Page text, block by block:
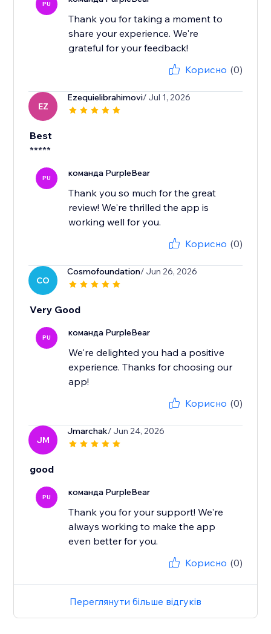
PU
Thank you for taking a moment to
share your experience. We're
grateful for your feedback!
Корисно (0)
EZ
Ezequielibrahimovi/ Jul 1, 2026
Best
*****
PU команда PurpleBear
Thank you so much for the great
review! We're thrilled the app is
working well for you.
Корисно (0)
CO
Cosmofoundation/ Jun 26, 2026
Very Good
PU команда PurpleBear
We're delighted you had a positive
experience. Thanks for choosing our
app!
Корисно (0)
JM
Jmarchak/ Jun 24, 2026
good
PU команда PurpleBear
Thank you for your support! We're
always working to make the app
even better for you.
Корисно (0)
Переглянути більше відгуків